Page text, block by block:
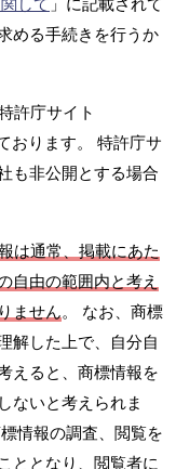
して 」に記載されて
める手続きを行うか
許庁サイト
おります。 特許庁サ
も非公開とする場合
は通常、掲載にあた
自由の範囲内と考え
ません。 なお、商標
解した上で、自分自
えると、商標情報を
ないと考えられま
情報の調査、閲覧を
ととなり、閲覧者に